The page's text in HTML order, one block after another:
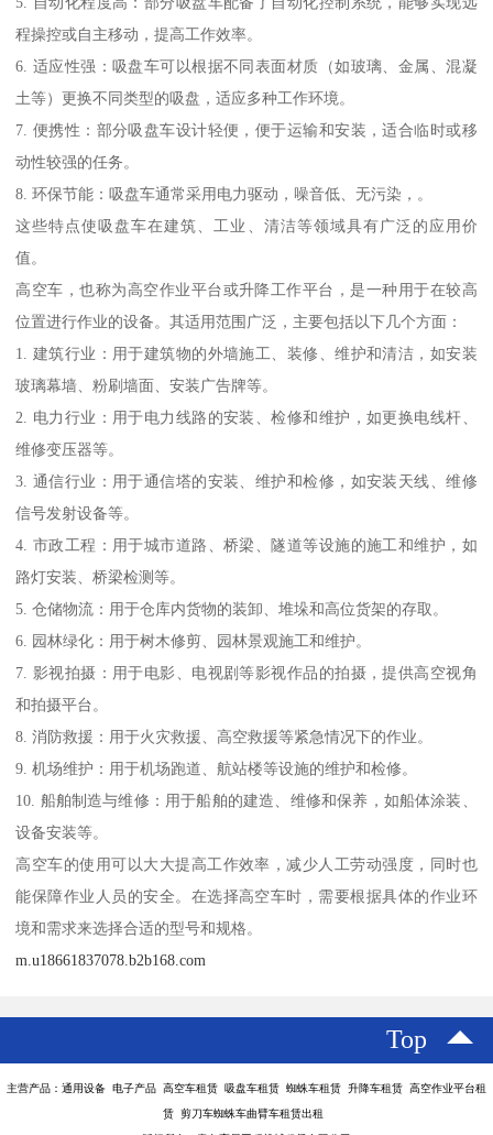
程操控或自主移动，提高工作效率。
6. 适应性强：吸盘车可以根据不同表面材质（如玻璃、金属、混凝
土等）更换不同类型的吸盘，适应多种工作环境。
7. 便携性：部分吸盘车设计轻便，便于运输和安装，适合临时或移
动性较强的任务。
8. 环保节能：吸盘车通常采用电力驱动，噪音低、无污染，。
这些特点使吸盘车在建筑、工业、清洁等领域具有广泛的应用价
值。
高空车，也称为高空作业平台或升降工作平台，是一种用于在较高
位置进行作业的设备。其适用范围广泛，主要包括以下几个方面：
1. 建筑行业：用于建筑物的外墙施工、装修、维护和清洁，如安装
玻璃幕墙、粉刷墙面、安装广告牌等。
2. 电力行业：用于电力线路的安装、检修和维护，如更换电线杆、
维修变压器等。
3. 通信行业：用于通信塔的安装、维护和检修，如安装天线、维修
信号发射设备等。
4. 市政工程：用于城市道路、桥梁、隧道等设施的施工和维护，如
路灯安装、桥梁检测等。
5. 仓储物流：用于仓库内货物的装卸、堆垛和高位货架的存取。
6. 园林绿化：用于树木修剪、园林景观施工和维护。
7. 影视拍摄：用于电影、电视剧等影视作品的拍摄，提供高空视角
和拍摄平台。
8. 消防救援：用于火灾救援、高空救援等紧急情况下的作业。
9. 机场维护：用于机场跑道、航站楼等设施的维护和检修。
10. 船舶制造与维修：用于船舶的建造、维修和保养，如船体涂装、
设备安装等。
高空车的使用可以大大提高工作效率，减少人工劳动强度，同时也
能保障作业人员的安全。在选择高空车时，需要根据具体的作业环
境和需求来选择合适的型号和规格。
m.u18661837078.b2b168.com
Top
主营产品：通用设备 电子产品 高空车租赁 吸盘车租赁 蜘蛛车租赁 升降车租赁 高空作业平台租
赁 剪刀车蜘蛛车曲臂车租赁出租